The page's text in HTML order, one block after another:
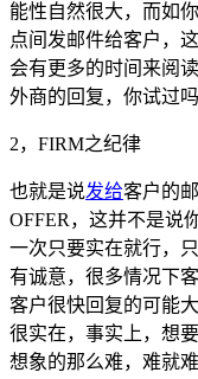
能性自然很大，而如
点间发邮件给客户，
会有更多的时间来阅
外商的回复，你试过吗
2，FIRM之纪律
也就是说发给客户的
OFFER，这并不是说
一次只要实在就行，
有诚意，很多情况下
客户很快回复的可能
很实在，事实上，想
想象的那么难，难就